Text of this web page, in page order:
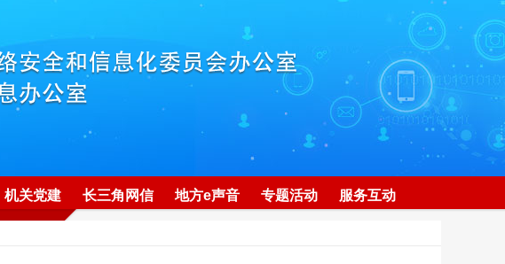
机关党建 长三角网信 地方e声音 专题活动 服务互动